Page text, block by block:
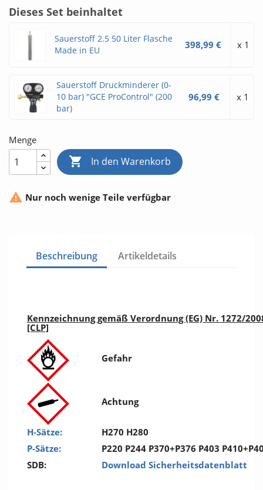
Dieses Set beinhaltet
Sauerstoff 2.5 50 Liter Flasche
Made in EU
398,99 € x 1
Sauerstoff Druckminderer (0-
10 bar) "GCE ProControl" (200
bar)
96,99 € x 1
Menge
 In den Warenkorb
 Nur noch wenige Teile verfügbar
Beschreibung Artikeldetails
Kennzeichnung gemäß Verordnung (EG) Nr. 1272/
[CLP]
Gefahr
Achtung
H-Sätze:
H270 H280
P-Sätze:
P220 P244 P370+P376 P403
SDB:
Download Sicherheitsdatenblatt